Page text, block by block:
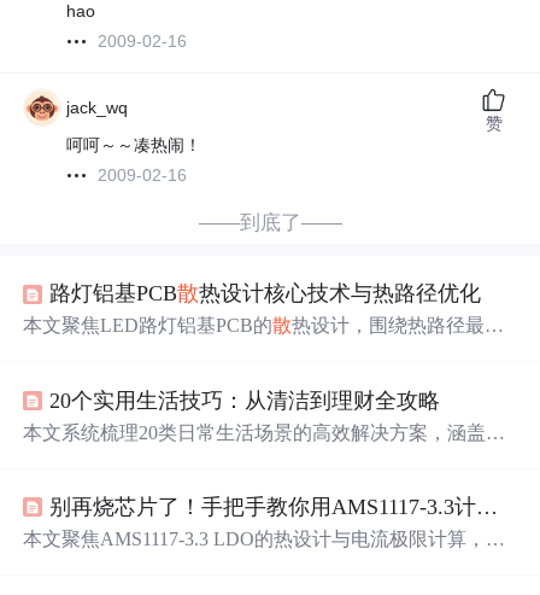
hao
2009-02-16
jack_wq
呵呵～～凑热闹！
2009-02-16
赞
——到底了——
路灯铝基PCB散热设计核心技术与热路径优化
本文聚焦LED路灯铝基PCB的散热设计，围绕热路径最
技术。通过参数配置与实际案例，指导如何有效降低LED
结温，提升灯具寿命与可靠性。
20个实用生活技巧：从清洁到理财全攻略
本文系统梳理20类日常生活场景的高效解决方案，涵盖厨
节能（冰箱盐水蓄冷、空调滤网清洗）、手机快充（飞行
模式提升25%）、文件管理（扫描APP+结构化命名）、时
别再烧芯片了！手把手教你用AMS1117-3.3计算LDO最大安全电流（附SOT-89/SOT-223/TO-252封装对比）
本文聚焦AMS1117-3.3 LDO的热设计与电流极限计算，基